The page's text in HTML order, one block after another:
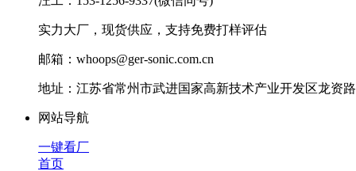
实力大厂，现货供应，支持免费打样评估
邮箱：whoops@ger-sonic.com.cn
地址：江苏省常州市武进国家高新技术产业开发区龙资
网站导航
一键看厂
首页